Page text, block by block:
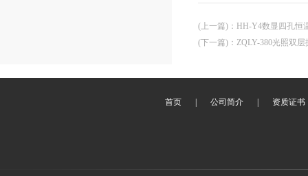
(上一篇) ： HH-Y4数显四孔恒
(下一篇) ： ZQLY-380光照双
首页 公司简介 资质证书